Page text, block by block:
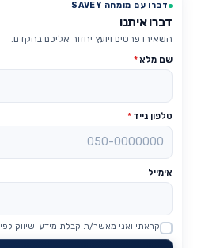
דברו עם מומחה SAVEY
דברו איתנו
השאירו פרטים ויועץ יחזור אליכם בהקדם.
שם מלא*
טלפון נייד *
אימייל
Website
קראתי ואני מאשר/ת קבלת מידע ושיווק לפי